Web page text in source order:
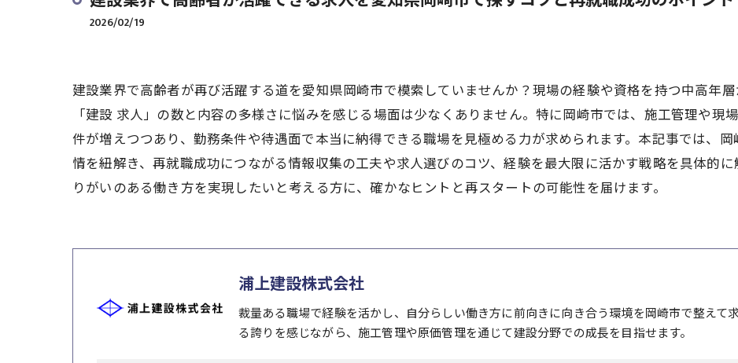
2026/02/19
建設業界で高齢者が再び活躍する道を愛知県岡崎市で模索していませんか？現場の経験や資格を持つ中高年層
「建設 求人」の数と内容の多様さに悩みを感じる場面は少なくありません。特に岡崎市では、施工管理や現
件が増えつつあり、勤務条件や待遇面で本当に納得できる職場を見極める力が求められます。本記事では、
情を紐解き、再就職成功につながる情報収集の工夫や求人選びのコツ、経験を最大限に活かす戦略を具体的
りがいのある働き方を実現したいと考える方に、確かなヒントと再スタートの可能性を届けます。
浦上建設株式会社
裁量ある職場で経験を活かし、自分らしい働き方に前向きに向き合う環境を岡崎市で整えて
る誇りを感じながら、施工管理や原価管理を通じて建設分野での成長を目指せます。